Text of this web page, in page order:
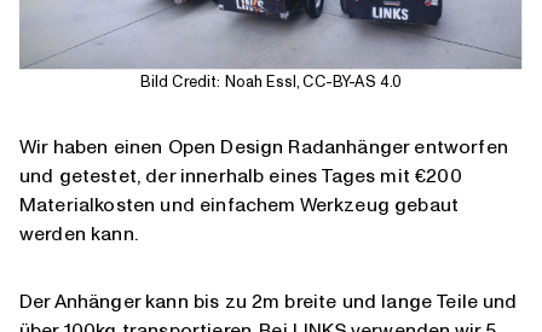
Bild Credit: Noah Essl, CC-BY-AS 4.0
Wir haben einen Open Design Radanhänger entworfen
und getestet, der innerhalb eines Tages mit €200
Materialkosten und einfachem Werkzeug gebaut
werden kann.
Der Anhänger kann bis zu 2m breite und lange Teile und